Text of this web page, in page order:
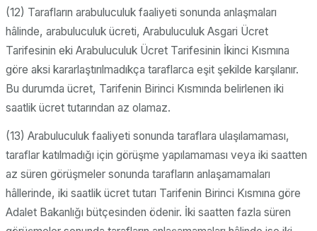
(12) Tarafların arabuluculuk faaliyeti sonunda anlaşmaları
hâlinde, arabuluculuk ücreti, Arabuluculuk Asgari Ücret
Tarifesinin eki Arabuluculuk Ücret Tarifesinin İkinci Kısmına
göre aksi kararlaştırılmadıkça taraflarca eşit şekilde karşılanır.
Bu durumda ücret, Tarifenin Birinci Kısmında belirlenen iki
saatlik ücret tutarından az olamaz.
(13) Arabuluculuk faaliyeti sonunda taraflara ulaşılamaması,
taraflar katılmadığı için görüşme yapılamaması veya iki saatten
az süren görüşmeler sonunda tarafların anlaşamamaları
hâllerinde, iki saatlik ücret tutarı Tarifenin Birinci Kısmına göre
Adalet Bakanlığı bütçesinden ödenir. İki saatten fazla süren